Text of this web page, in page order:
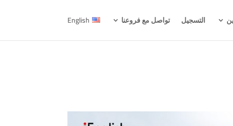
التسجيل تواصل مع فروعنا English